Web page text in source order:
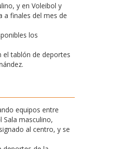
y en Voleibol y
a finales del mes de
los
el tablón de deportes
equipos entre
Sala masculino,
al centro, y se